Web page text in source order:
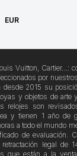
EUR
Vuitton, Cartier…:
por
desde 2015 su
y objetos de arte
relojes son
y tienen 1 año de
a todo el mundo
de evaluación.
legal de
que están a la